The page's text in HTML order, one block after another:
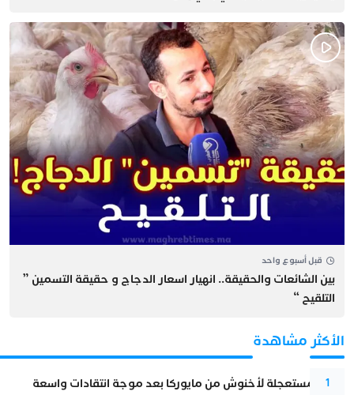
قبل أسبوع واحد
بين الشائعات والحقيقة.. انهيار اسعار الدجاج و حقيقة التسمين ”
التلقيح “
الأكثر مشاهدة
1
عودة مستعجلة لأخنوش من مايوركا بعد موجة انتقادات واسعة